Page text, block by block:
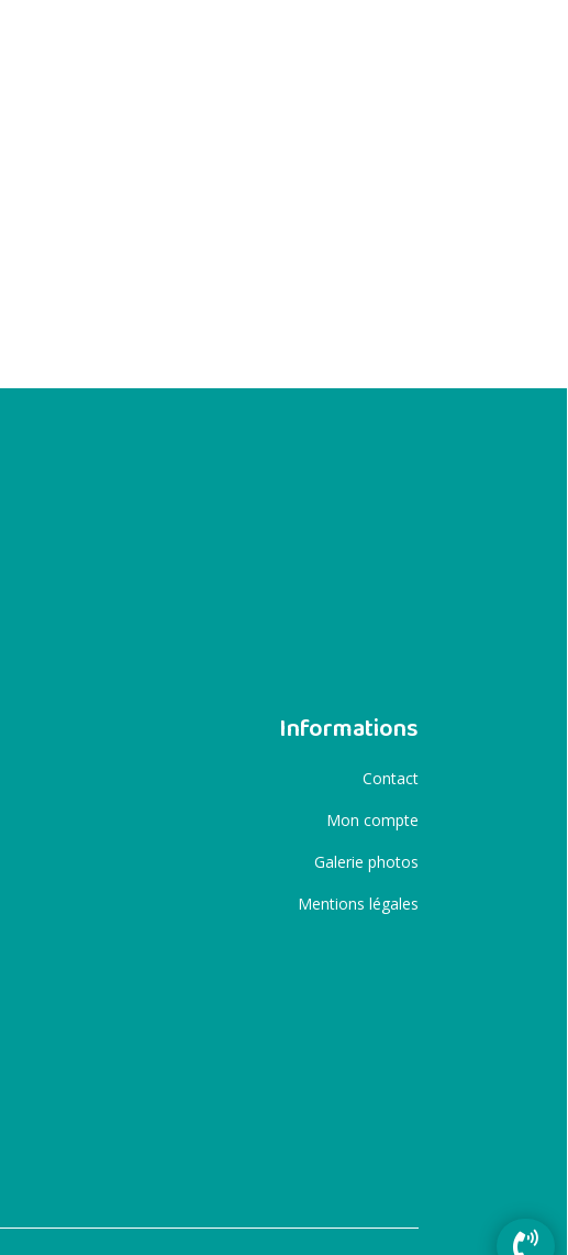

Informations
Contact
Mon compte
Galerie photos
Mentions légales